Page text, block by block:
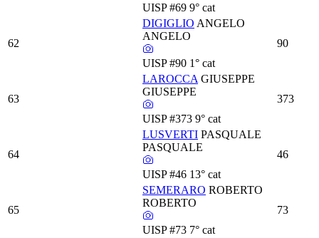
UISP #69 9° cat
62
DIGIGLIO ANGELO
ANGELO
UISP #90 1° cat
90
63
LAROCCA GIUSEPPE
GIUSEPPE
UISP #373 9° cat
373
64
LUSVERTI PASQUALE
PASQUALE
UISP #46 13° cat
46
65
SEMERARO ROBERTO
ROBERTO
UISP #73 7° cat
73